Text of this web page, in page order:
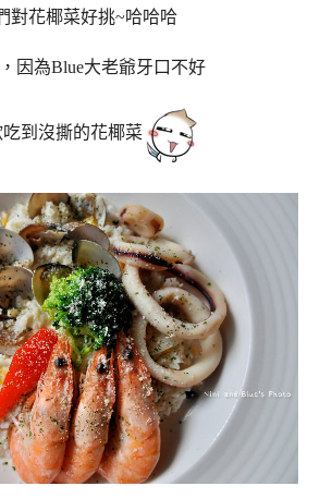
對花椰菜好挑~哈哈哈
因為Blue大老爺牙口不好
吃到沒撕的花椰菜